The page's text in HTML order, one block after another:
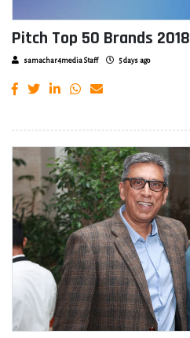
Pitch Top 50 Brands 2018
samachar4media Staff 5 days ago